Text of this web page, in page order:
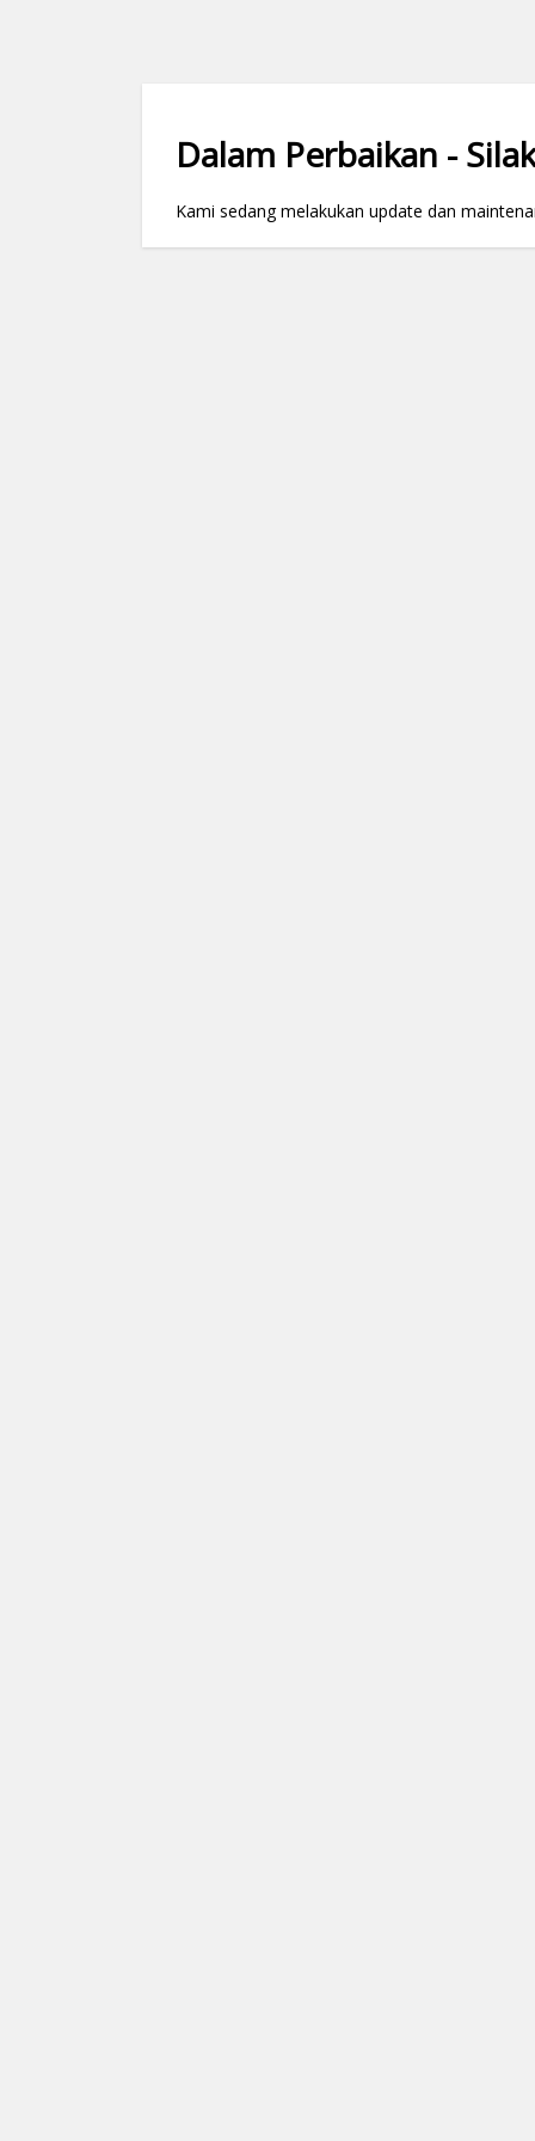
Dalam Perbaikan -
Kami sedang melakukan update dan